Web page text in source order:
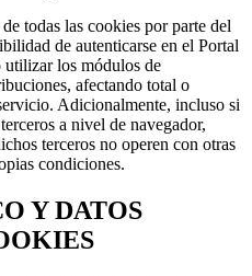
todas las cookies por parte del
de autenticarse en el Portal
utilizar los módulos de
afectando total o
Adicionalmente, incluso si
a nivel de navegador,
terceros no operen con otras
condiciones.
Y DATOS